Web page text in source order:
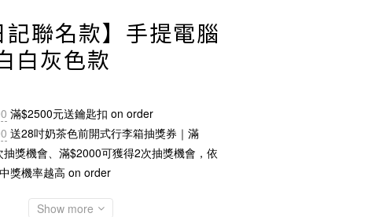
記聯名款】手提電腦
白灰色款
滿$2500元送鑰匙扣 on order
送28吋奶茶色前開式行李箱抽獎券｜滿
獎機會、滿$2000可獲得2次抽獎機會，依
獎機率越高 on order
Show more